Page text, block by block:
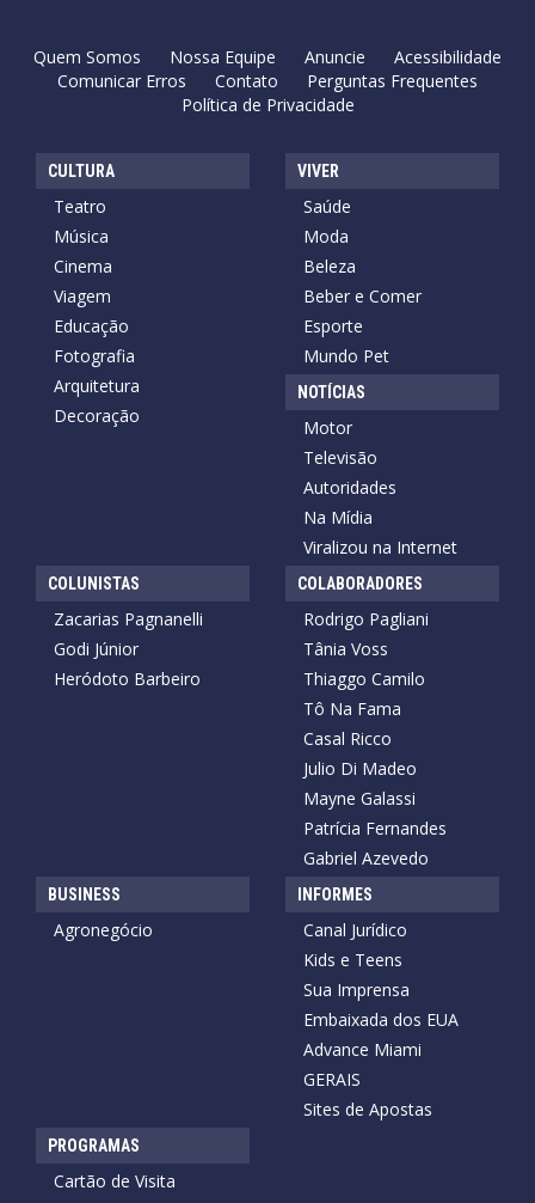
Quem Somos Nossa Equipe Anuncie
Acessibilidade
Comunicar Erros
Contato
Perguntas Frequentes
Política de Privacidade
CULTURA
Teatro
Música
Cinema
Viagem
Educação
Fotografia
Arquitetura
Decoração
VIVER
Saúde
Moda
Beleza
Beber e Comer
Esporte
Mundo Pet
NOTÍCIAS
Motor
Televisão
Autoridades
Na Mídia
Viralizou na Internet
COLUNISTAS
Zacarias Pagnanelli
Godi Júnior
Heródoto Barbeiro
COLABORADORES
Rodrigo Pagliani
Tânia Voss
Thiaggo Camilo
Tô Na Fama
Casal Ricco
Julio Di Madeo
Mayne Galassi
Patrícia Fernandes
Gabriel Azevedo
BUSINESS
Agronegócio
INFORMES
Canal Jurídico
Kids e Teens
Sua Imprensa
Embaixada dos EUA
Advance Miami
GERAIS
Sites de Apostas
PROGRAMAS
Cartão de Visita